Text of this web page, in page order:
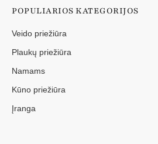
POPULIARIOS KATEGORIJOS
Veido priežiūra
Plaukų priežiūra
Namams
Kūno priežiūra
Įranga